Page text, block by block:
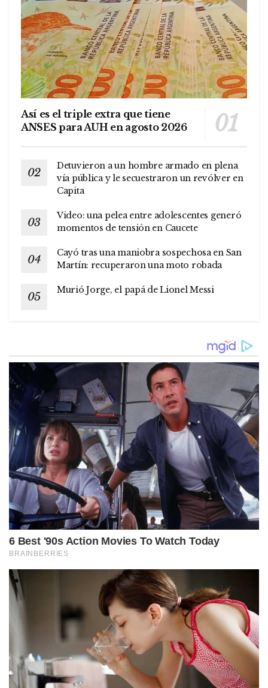
Así es el triple extra que tiene
ANSES para AUH en agosto 2026
Detuvieron a un hombre armado en plena
vía pública y le secuestraron un revólver en
Capita
Video: una pelea entre adolescentes generó
momentos de tensión en Caucete
Cayó tras una maniobra sospechosa en San
Martín: recuperaron una moto robada
Murió Jorge, el papá de Lionel Messi